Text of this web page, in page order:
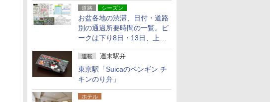
道路 シーズン
お盆各地の渋滞、日付・道路
別の通過所要時間の一覧。ピ
ークは下り8日・13日、上り
14日・15日
連載 週末駅弁
東京駅「Suicaのペンギン チ
キンのり弁」
ホテル